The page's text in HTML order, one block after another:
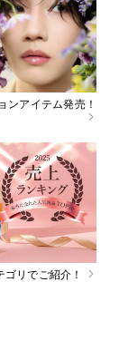
ンアイテム発売！
リでご紹介！